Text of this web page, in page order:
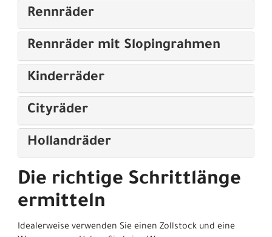
Rennräder
Rennräder mit Slopingrahmen
Kinderräder
Cityräder
Hollandräder
Die richtige Schrittlänge
ermitteln
Idealerweise verwenden Sie einen Zollstock und eine